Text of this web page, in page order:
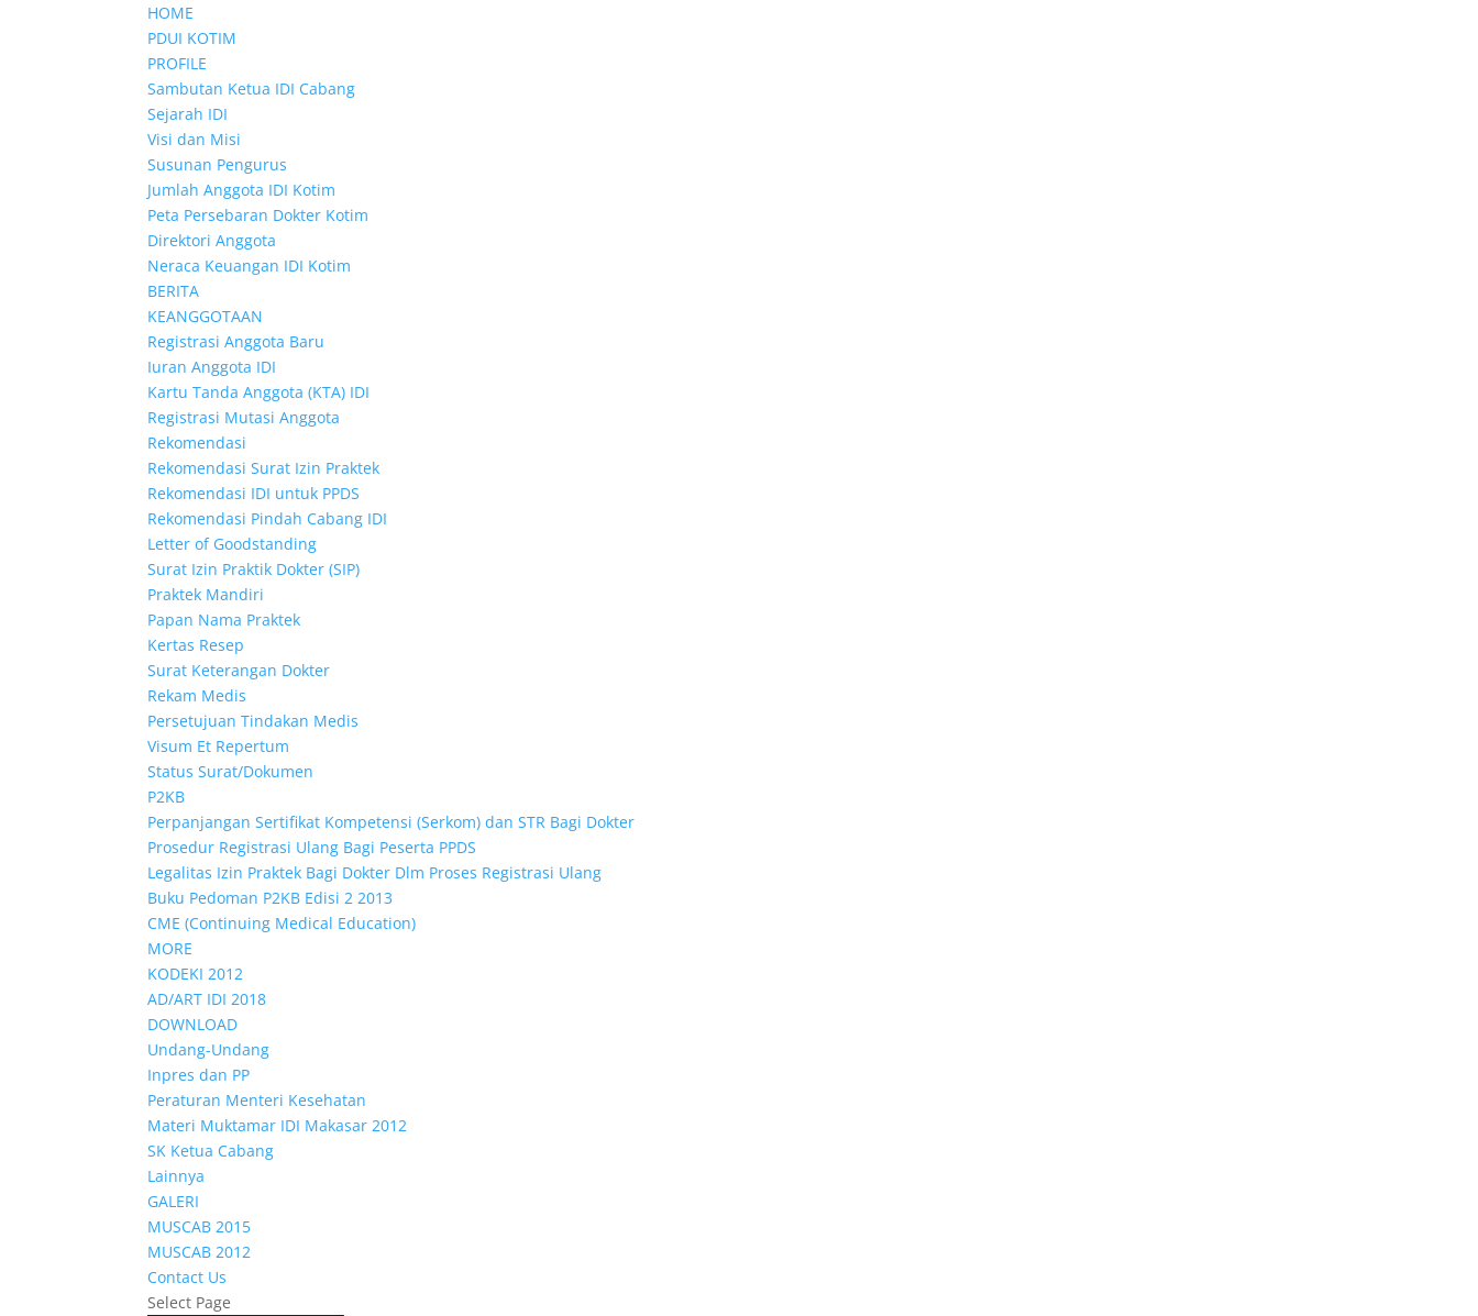
HOME
PDUI KOTIM
PROFILE
Sambutan Ketua IDI Cabang
Sejarah IDI
Visi dan Misi
Susunan Pengurus
Jumlah Anggota IDI Kotim
Peta Persebaran Dokter Kotim
Direktori Anggota
Neraca Keuangan IDI Kotim
BERITA
KEANGGOTAAN
Registrasi Anggota Baru
Iuran Anggota IDI
Kartu Tanda Anggota (KTA) IDI
Registrasi Mutasi Anggota
Rekomendasi
Rekomendasi Surat Izin Praktek
Rekomendasi IDI untuk PPDS
Rekomendasi Pindah Cabang IDI
Letter of Goodstanding
Surat Izin Praktik Dokter (SIP)
Praktek Mandiri
Papan Nama Praktek
Kertas Resep
Surat Keterangan Dokter
Rekam Medis
Persetujuan Tindakan Medis
Visum Et Repertum
Status Surat/Dokumen
P2KB
Perpanjangan Sertifikat Kompetensi (Serkom) dan STR Bagi Dokter
Prosedur Registrasi Ulang Bagi Peserta PPDS
Legalitas Izin Praktek Bagi Dokter Dlm Proses Registrasi Ulang
Buku Pedoman P2KB Edisi 2 2013
CME (Continuing Medical Education)
MORE
KODEKI 2012
AD/ART IDI 2018
DOWNLOAD
Undang-Undang
Inpres dan PP
Peraturan Menteri Kesehatan
Materi Muktamar IDI Makasar 2012
SK Ketua Cabang
Lainnya
GALERI
MUSCAB 2015
MUSCAB 2012
Contact Us
Select Page